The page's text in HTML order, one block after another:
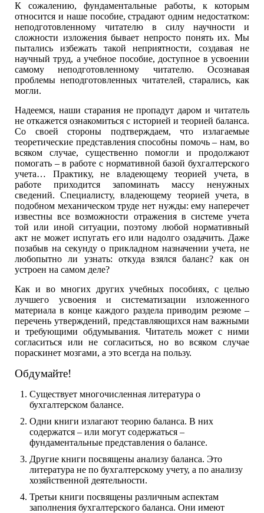
К сожалению, фундаментальные работы, к которым
относится и наше пособие, страдают одним недостатком:
неподготовленному читателю в силу научности и
сложности изложения бывает непросто понять их. Мы
пытались избежать такой неприятности, создавая не
научный труд, а учебное пособие, доступное в усвоении
самому неподготовленному читателю. Осознавая
проблемы неподготовленных читателей, старались, как
могли.
Надеемся, наши старания не пропадут даром и читатель
не откажется ознакомиться с историей и теорией баланса.
Со своей стороны подтверждаем, что излагаемые
теоретические представления способны помочь – нам, во
всяком случае, существенно помогли и продолжают
помогать – в работе с нормативной базой бухгалтерского
учета… Практику, не владеющему теорией учета, в
работе приходится запоминать массу ненужных
сведений. Специалисту, владеющему теорией учета, в
подобном механическом труде нет нужды: ему наперечет
известны все возможности отражения в системе учета
той или иной ситуации, поэтому любой нормативный
акт не может испугать его или надолго озадачить. Даже
позабыв на секунду о прикладном назначении учета, не
любопытно ли узнать: откуда взялся баланс? как он
устроен на самом деле?
Как и во многих других учебных пособиях, с целью
лучшего усвоения и систематизации изложенного
материала в конце каждого раздела приводим резюме –
перечень утверждений, представляющихся нам важными
и требующими обдумывания. Читатель может с ними
согласиться или не согласиться, но во всяком случае
пораскинет мозгами, а это всегда на пользу.
Обдумайте!
Существует многочисленная литература о
бухгалтерском балансе.
Одни книги излагают теорию баланса. В них
содержатся – или могут содержаться –
фундаментальные представления о балансе.
Другие книги посвящены анализу баланса. Это
литература не по бухгалтерскому учету, а по анализу
хозяйственной деятельности.
Третьи книги посвящены различным аспектам
заполнения бухгалтерского баланса. Они имеют